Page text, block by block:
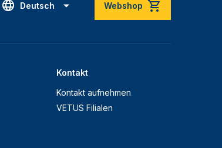
Deutsch Webshop
Kontakt
Kontakt aufnehmen
VETUS Filialen